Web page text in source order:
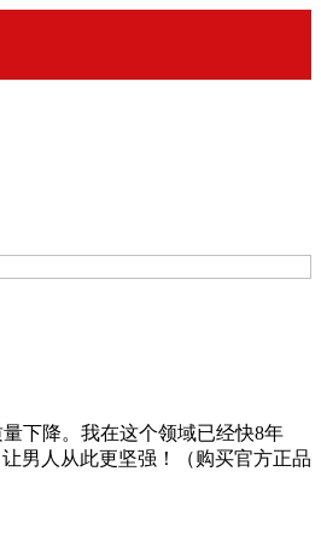
下降。我在这个领域已经快8年
男人从此更坚强！（购买官方正品